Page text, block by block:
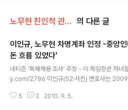
노무현 친인척 관련서류 의 다른 글
이인규, 노무현 차명계좌 인정 -중앙
돈 흐름 있었다'
네티즌 '특혜채용 조사' 주장 - 이 특임장관 자
y.com/2786 이인규(52·사진) 변호사는 2009
수사 책임자라는 여론의 화살을 받고 옷을 벗었
5 2 2010. 9. 5.